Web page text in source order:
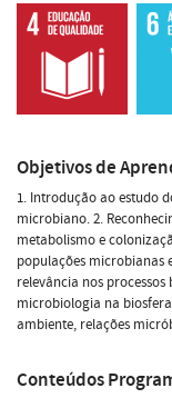
Objetivos de
1. Introdução ao estudo
microbiano. 2.
metabolismo e
populações microbianas
relevância nos
microbiologia na
ambiente, relações
Conteúdos